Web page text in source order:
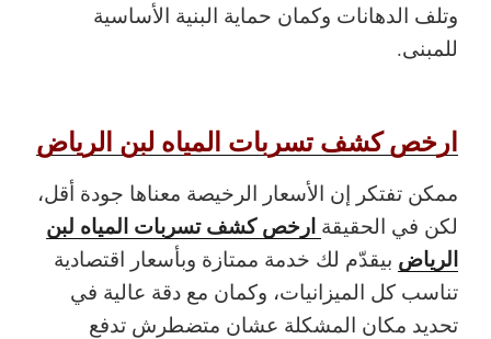
وتلف الدهانات وكمان حماية البنية الأساسية
للمبنى.
ارخص كشف تسربات المياه لبن الرياض
ممكن تفتكر إن الأسعار الرخيصة معناها جودة أقل،
لكن في الحقيقة ارخص كشف تسربات المياه لبن
الرياض بيقدّم لك خدمة ممتازة وبأسعار اقتصادية
تناسب كل الميزانيات، وكمان مع دقة عالية في
تحديد مكان المشكلة عشان متضطرش تدفع